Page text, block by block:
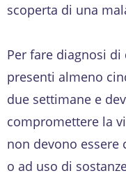
scoperta di una
Per fare diagnosi
presenti almeno
due settimane e
compromettere la
non devono essere
o ad uso di